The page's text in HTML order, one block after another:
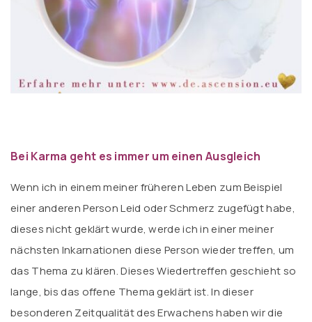
Bei Karma geht es immer um einen Ausgleich
Wenn ich in einem meiner früheren Leben zum Beispiel
einer anderen Person Leid oder Schmerz zugefügt habe,
dieses nicht geklärt wurde, werde ich in einer meiner
nächsten Inkarnationen diese Person wieder treffen, um
das Thema zu klären. Dieses Wiedertreffen geschieht so
lange, bis das offene Thema geklärt ist. In dieser
besonderen Zeitqualität des Erwachens haben wir die